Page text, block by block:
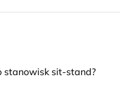
stanowisk sit-stand?